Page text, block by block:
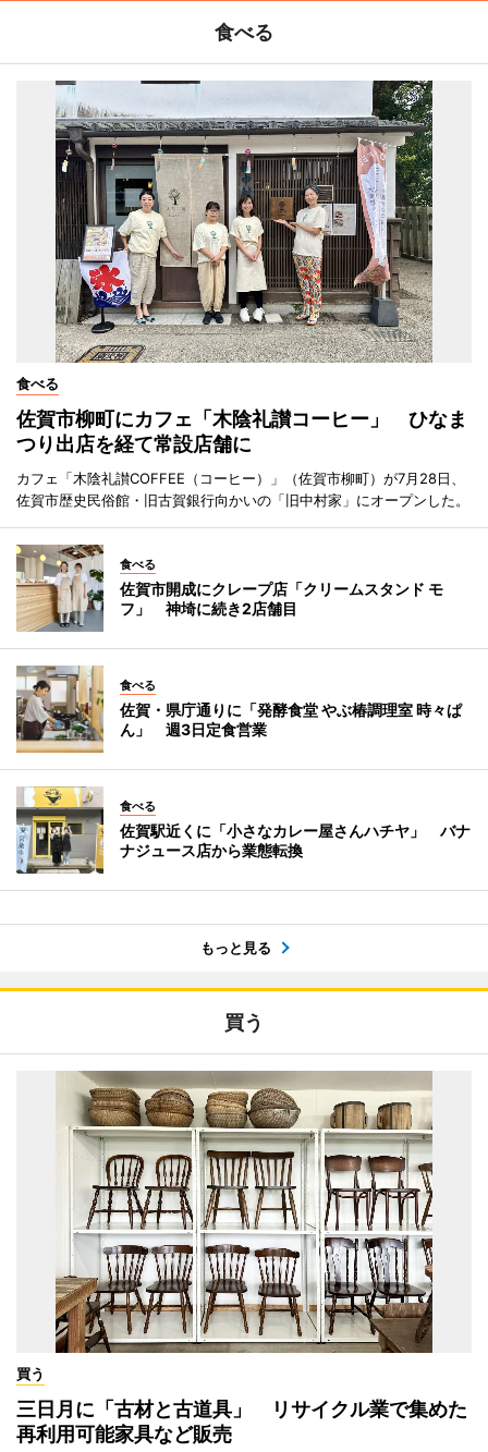
食べる
食べる
佐賀市柳町にカフェ「木陰礼讃コーヒー」 ひなま
つり出店を経て常設店舗に
カフェ「木陰礼讃COFFEE（コーヒー）」（佐賀市柳町）が7月28日、
佐賀市歴史民俗館・旧古賀銀行向かいの「旧中村家」にオープンした。
食べる
佐賀市開成にクレープ店「クリームスタンド モ
フ」 神埼に続き2店舗目
食べる
佐賀・県庁通りに「発酵食堂 やぶ椿調理室 時々ぱ
ん」 週3日定食営業
食べる
佐賀駅近くに「小さなカレー屋さんハチヤ」 バナ
ナジュース店から業態転換
もっと見る
買う
買う
三日月に「古材と古道具」 リサイクル業で集めた
再利用可能家具など販売